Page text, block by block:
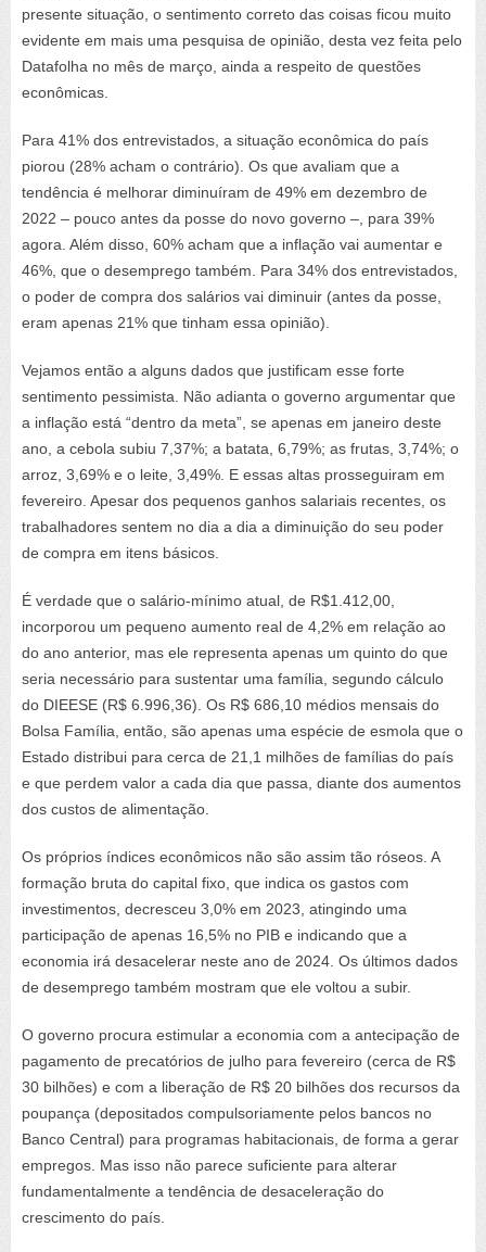
presente situação, o sentimento correto das coisas ficou muito
evidente em mais uma pesquisa de opinião, desta vez feita pelo
Datafolha no mês de março, ainda a respeito de questões
econômicas.
Para 41% dos entrevistados, a situação econômica do país
piorou (28% acham o contrário). Os que avaliam que a
tendência é melhorar diminuíram de 49% em dezembro de
2022 – pouco antes da posse do novo governo –, para 39%
agora. Além disso, 60% acham que a inflação vai aumentar e
46%, que o desemprego também. Para 34% dos entrevistados,
o poder de compra dos salários vai diminuir (antes da posse,
eram apenas 21% que tinham essa opinião).
Vejamos então a alguns dados que justificam esse forte
sentimento pessimista. Não adianta o governo argumentar que
a inflação está “dentro da meta”, se apenas em janeiro deste
ano, a cebola subiu 7,37%; a batata, 6,79%; as frutas, 3,74%; o
arroz, 3,69% e o leite, 3,49%. E essas altas prosseguiram em
fevereiro. Apesar dos pequenos ganhos salariais recentes, os
trabalhadores sentem no dia a dia a diminuição do seu poder
de compra em itens básicos.
É verdade que o salário-mínimo atual, de R$1.412,00,
incorporou um pequeno aumento real de 4,2% em relação ao
do ano anterior, mas ele representa apenas um quinto do que
seria necessário para sustentar uma família, segundo cálculo
do DIEESE (R$ 6.996,36). Os R$ 686,10 médios mensais do
Bolsa Família, então, são apenas uma espécie de esmola que o
Estado distribui para cerca de 21,1 milhões de famílias do país
e que perdem valor a cada dia que passa, diante dos aumentos
dos custos de alimentação.
Os próprios índices econômicos não são assim tão róseos. A
formação bruta do capital fixo, que indica os gastos com
investimentos, decresceu 3,0% em 2023, atingindo uma
participação de apenas 16,5% no PIB e indicando que a
economia irá desacelerar neste ano de 2024. Os últimos dados
de desemprego também mostram que ele voltou a subir.
O governo procura estimular a economia com a antecipação de
pagamento de precatórios de julho para fevereiro (cerca de R$
30 bilhões) e com a liberação de R$ 20 bilhões dos recursos da
poupança (depositados compulsoriamente pelos bancos no
Banco Central) para programas habitacionais, de forma a gerar
empregos. Mas isso não parece suficiente para alterar
fundamentalmente a tendência de desaceleração do
crescimento do país.